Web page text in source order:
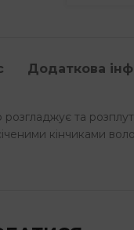
Додаткова
та
кінчиками